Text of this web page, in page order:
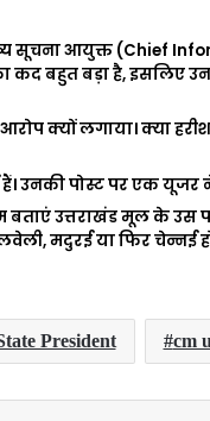
सूचना आयुक्त (Chief
कद बहुत बड़ा है,
क्यों लगाया। क्या
उनकी पोस्ट पर एक
उत्तराखंड मूल के उस
मदुरई या फिर
President cm